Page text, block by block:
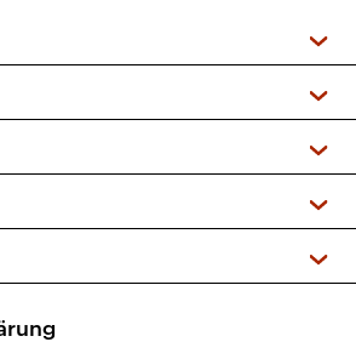
und Podcasts
Kinderprogramm
+ DAB+)